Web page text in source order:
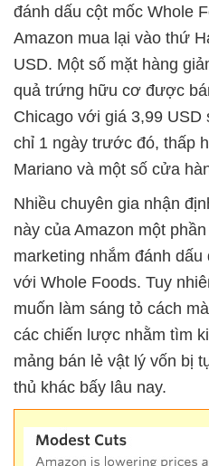
đánh dấu cột mốc Whole
Amazon mua lại vào thứ
USD. Một số mặt hàng
quả trứng hữu cơ được
Chicago với giá 3,99
chỉ 1 ngày trước đó, thấp
Mariano và một số cửa
Nhiều chuyên gia nhận
này của Amazon một
marketing nhắm đánh
với Whole Foods. Tuy
muốn làm sáng tỏ cách
các chiến lược nhằm tìm
mảng bán lẻ vật lý vốn bị
thủ khác bấy lâu nay.